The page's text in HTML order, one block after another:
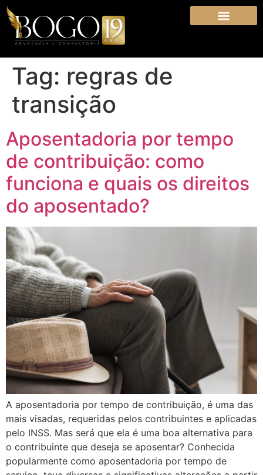
Tag: regras de
transição
Aposentadoria por tempo
de contribuição: como
funciona e quais os direitos
do aposentado?
A aposentadoria por tempo de contribuição, é uma das
mais visadas, requeridas pelos contribuintes e aplicadas
pelo INSS. Mas será que ela é uma boa alternativa para
o contribuinte que deseja se aposentar? Conhecida
popularmente como aposentadoria por tempo de